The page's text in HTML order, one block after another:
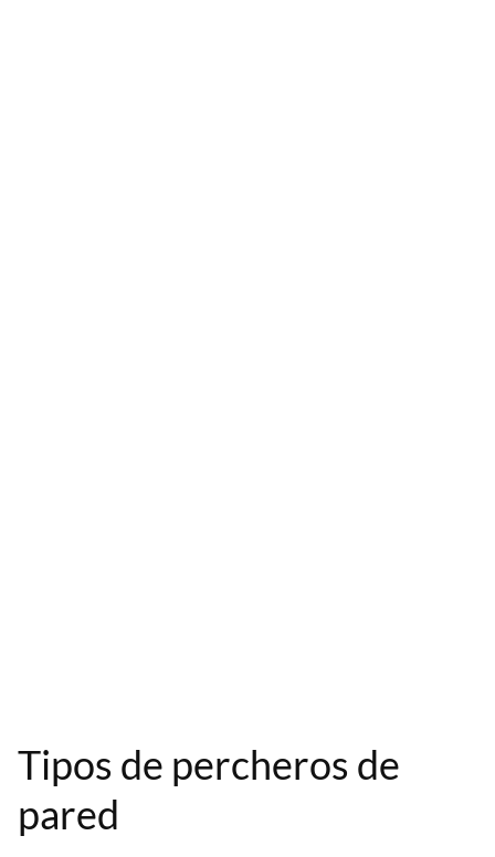
Tipos de percheros de
pared